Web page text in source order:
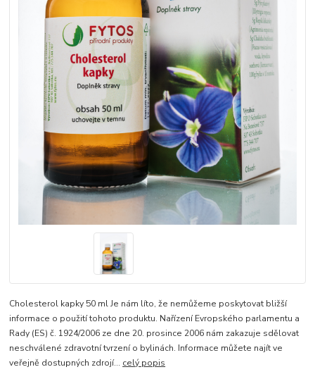
Cholesterol kapky 50 ml Je nám líto, že nemůžeme poskytovat bližší
informace o použití tohoto produktu. Nařízení Evropského parlamentu a
Rady (ES) č. 1924/2006 ze dne 20. prosince 2006 nám zakazuje sdělovat
neschválené zdravotní tvrzení o bylinách. Informace můžete najít ve
veřejně dostupných zdrojí... celý popis